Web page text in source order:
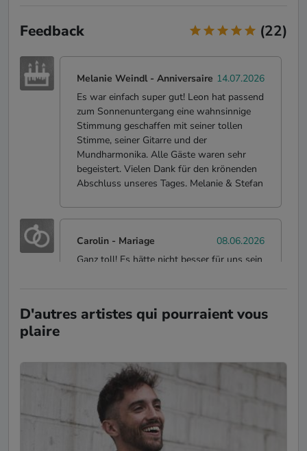
Feedback (22)
Melanie Weindl - Anniversaire 14.07.2026
Es war einfach super gut! Leon hat passend
zum Sonnenuntergang eine wahnsinnige
Stimmung geschaffen mit seiner tollen
Stimme, seiner Gitarre und der
Mundharmonika. Alle Gäste waren sehr
begeistert. Vielen Dank für den krönenden
Abschluss unseres Tages. Melanie & Stefan
Carolin - Mariage
08.06.2026
Ganz toll! Es hätte nicht besser für uns sein
der er uns von der ersten Sekunde an sehr
berührt hat. Dazu war seine Songauswahl
perfekt für unser muggeliges, schönes und
auch sehr lustiges Konzert. Ich würde 10
Sterne geben, wenn ich könnte.
D'autres artistes qui pourraient vous
plaire